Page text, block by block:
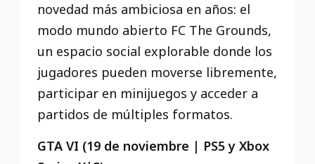
novedad más ambiciosa en años: el
modo mundo abierto FC The Grounds,
un espacio social explorable donde los
jugadores pueden moverse libremente,
participar en minijuegos y acceder a
partidos de múltiples formatos.
GTA VI (19 de noviembre | PS5 y Xbox